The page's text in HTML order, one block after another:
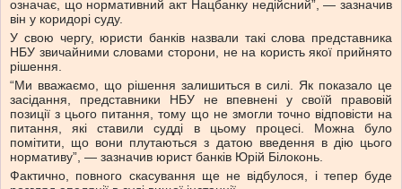
означає, що нормативний акт Нацбанку недійсний”, — зазначив
він у коридорі суду.
У свою чергу, юристи банків назвали такі слова представника
НБУ звичайними словами сторони, не на користь якої прийнято
рішення.
“Ми вважаємо, що рішення залишиться в силі. Як показало це
засідання, представники НБУ не впевнені у своїй правовій
позиції з цього питання, тому що не змогли точно відповісти на
питання, які ставили судді в цьому процесі. Можна було
помітити, що вони плутаються з датою введення в дію цього
нормативу”, — зазначив юрист банків Юрій Білоконь.
Фактично, повного скасування ще не відбулося, і тепер буде